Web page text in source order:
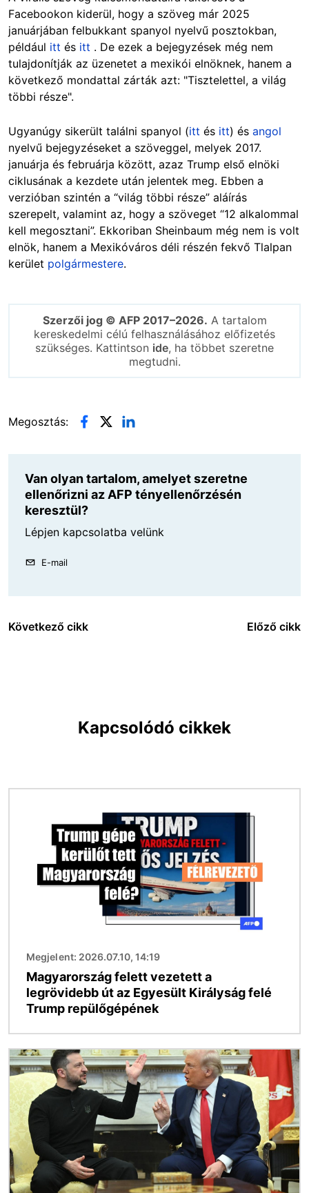
Facebookon kiderül, hogy a szöveg már 2025
januárjában felbukkant spanyol nyelvű posztokban,
például itt és itt . De ezek a bejegyzések még nem
tulajdonítják az üzenetet a mexikói elnöknek, hanem a
következő mondattal zárták azt: "Tisztelettel, a világ
többi része".
Ugyanúgy sikerült találni spanyol (itt és itt) és angol
nyelvű bejegyzéseket a szöveggel, melyek 2017.
januárja és februárja között, azaz Trump első elnöki
ciklusának a kezdete után jelentek meg. Ebben a
verzióban szintén a “világ többi része” aláírás
szerepelt, valamint az, hogy a szöveget “12 alkalommal
kell megosztani”. Ekkoriban Sheinbaum még nem is volt
elnök, hanem a Mexikóváros déli részén fekvő Tlalpan
kerület polgármestere.
Szerzői jog © AFP 2017–2026. A tartalom
kereskedelmi célú felhasználásához előfizetés
szükséges. Kattintson ide, ha többet szeretne
megtudni.
Megosztás:
Van olyan tartalom, amelyet szeretne
ellenőrizni az AFP tényellenőrzésén
keresztül?
Lépjen kapcsolatba velünk
E-mail
Következő cikk Előző cikk
Kapcsolódó cikkek
Megjelent: 2026.07.10, 14:19
Magyarország felett vezetett a
legrövidebb út az Egyesült Királyság felé
Trump repülőgépének
Kép